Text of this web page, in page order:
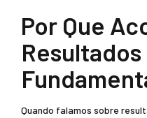
Por Que
Resultados
Quando falamos sobre